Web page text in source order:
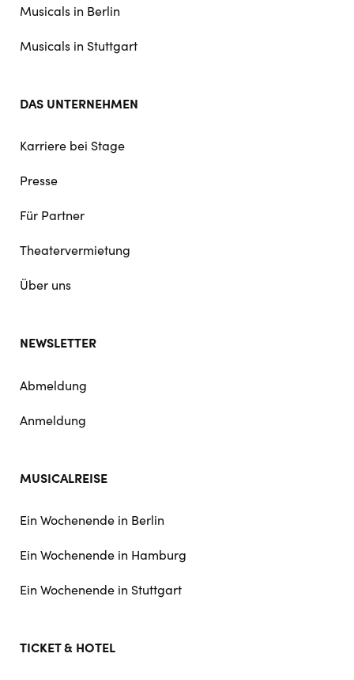
Musicals in Berlin
Musicals in Stuttgart
DAS UNTERNEHMEN
Karriere bei Stage
Presse
Für Partner
Theatervermietung
Über uns
NEWSLETTER
Abmeldung
Anmeldung
MUSICALREISE
Ein Wochenende in Berlin
Ein Wochenende in Hamburg
Ein Wochenende in Stuttgart
TICKET & HOTEL